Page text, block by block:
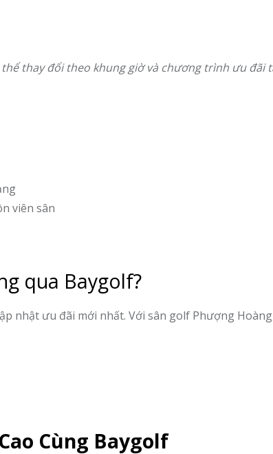
thay đổi theo khung giờ và chương trình ưu đãi
viên sân
qua Baygolf?
nhật ưu đãi mới nhất. Với sân golf Phượng
Cùng Baygolf